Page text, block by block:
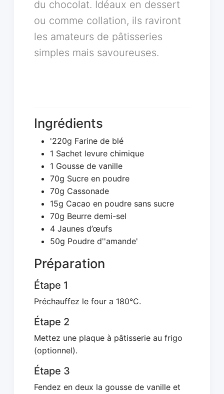
du chocolat. Idéaux en dessert
ou comme collation, ils raviront
les amateurs de pâtisseries
simples mais savoureuses.
Ingrédients
'220g Farine de blé
1 Sachet levure chimique
1 Gousse de vanille
70g Sucre en poudre
70g Cassonade
15g Cacao en poudre sans sucre
70g Beurre demi-sel
4 Jaunes d’œufs
50g Poudre d''amande'
Préparation
Étape 1
Préchauffez le four a 180°C.
Étape 2
Mettez une plaque à pâtisserie au frigo
(optionnel).
Étape 3
Fendez en deux la gousse de vanille et